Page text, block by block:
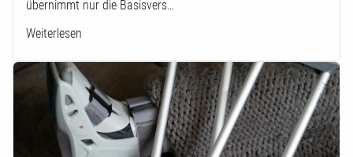
übernimmt nur die Basisvers…
Weiterlesen